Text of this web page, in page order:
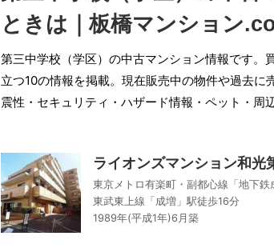
ときは｜板橋マンション
第三中学校（学区）の中古マンション情報です。
立つ10の情報を掲載。現在販売中の物件や過去
震性・セキュリティ・ハザード情報・ペット・周
ライオンズマンション和光
東京メトロ有楽町・副都心線「地下鉄
東武東上線「成増」駅徒歩16分
1989年(平成1年)6月築